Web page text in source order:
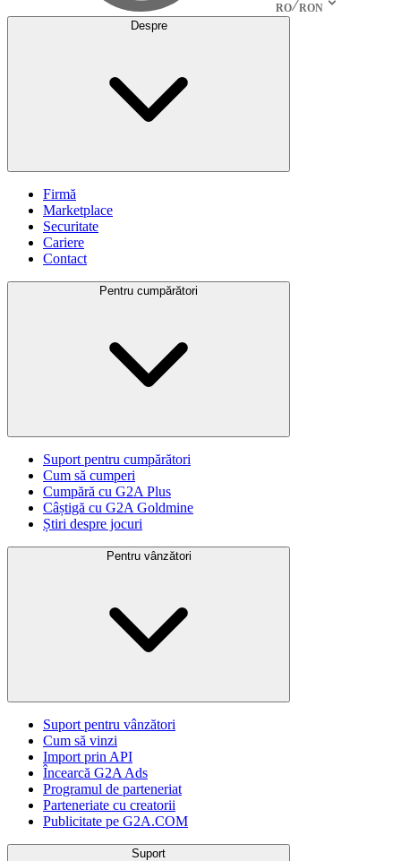
RO RON
Despre
Firmă
Marketplace
Securitate
Cariere
Contact
Pentru cumpărători
Suport pentru cumpărători
Cum să cumperi
Cumpără cu G2A Plus
Câștigă cu G2A Goldmine
Știri despre jocuri
Pentru vânzători
Suport pentru vânzători
Cum să vinzi
Import prin API
Încearcă G2A Ads
Programul de parteneriat
Parteneriate cu creatorii
Publicitate pe G2A.COM
Suport